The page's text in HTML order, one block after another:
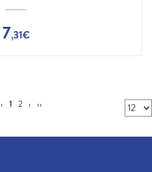
7,31€
‹ 1 2 › ››